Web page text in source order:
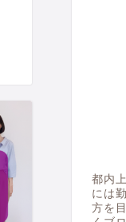
都内
には
方を